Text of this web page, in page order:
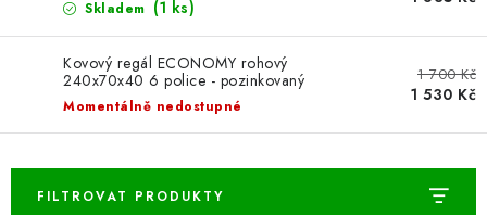
PARKOVACÍ BLOKÁDY
AKCE A SLEVY
NOVINKY
Skladem (1 ks)
Kovový regál ECONOMY rohový
240x70x40 6 police - pozinkovaný
Momentálně nedostupné
1 700 Kč
1 530 Kč
FILTROVAT PRODUKTY